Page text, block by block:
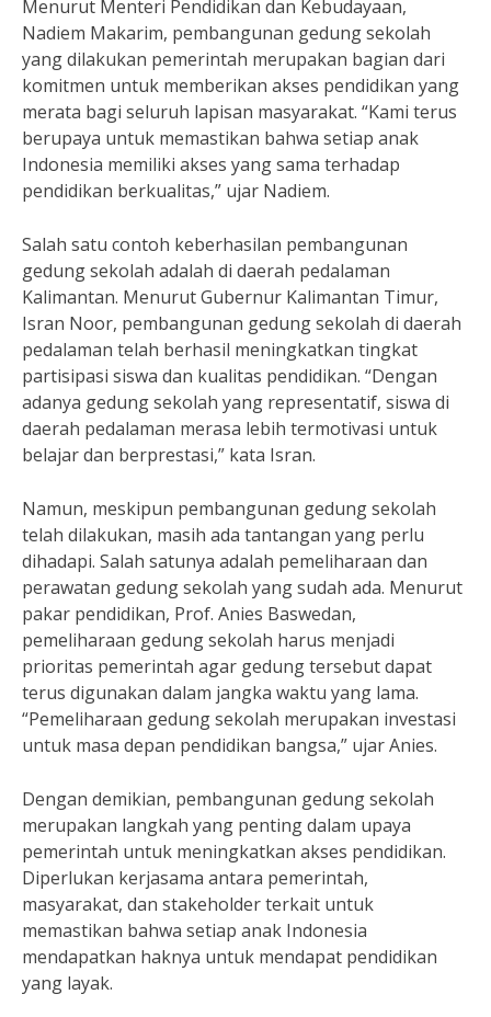
Menurut Menteri Pendidikan dan Kebudayaan,
Nadiem Makarim, pembangunan gedung sekolah
yang dilakukan pemerintah merupakan bagian dari
komitmen untuk memberikan akses pendidikan yang
merata bagi seluruh lapisan masyarakat. “Kami terus
berupaya untuk memastikan bahwa setiap anak
Indonesia memiliki akses yang sama terhadap
pendidikan berkualitas,” ujar Nadiem.
Salah satu contoh keberhasilan pembangunan
gedung sekolah adalah di daerah pedalaman
Kalimantan. Menurut Gubernur Kalimantan Timur,
Isran Noor, pembangunan gedung sekolah di daerah
pedalaman telah berhasil meningkatkan tingkat
partisipasi siswa dan kualitas pendidikan. “Dengan
adanya gedung sekolah yang representatif, siswa di
daerah pedalaman merasa lebih termotivasi untuk
belajar dan berprestasi,” kata Isran.
Namun, meskipun pembangunan gedung sekolah
telah dilakukan, masih ada tantangan yang perlu
dihadapi. Salah satunya adalah pemeliharaan dan
perawatan gedung sekolah yang sudah ada. Menurut
pakar pendidikan, Prof. Anies Baswedan,
pemeliharaan gedung sekolah harus menjadi
prioritas pemerintah agar gedung tersebut dapat
terus digunakan dalam jangka waktu yang lama.
“Pemeliharaan gedung sekolah merupakan investasi
untuk masa depan pendidikan bangsa,” ujar Anies.
Dengan demikian, pembangunan gedung sekolah
merupakan langkah yang penting dalam upaya
pemerintah untuk meningkatkan akses pendidikan.
Diperlukan kerjasama antara pemerintah,
masyarakat, dan stakeholder terkait untuk
memastikan bahwa setiap anak Indonesia
mendapatkan haknya untuk mendapat pendidikan
yang layak.